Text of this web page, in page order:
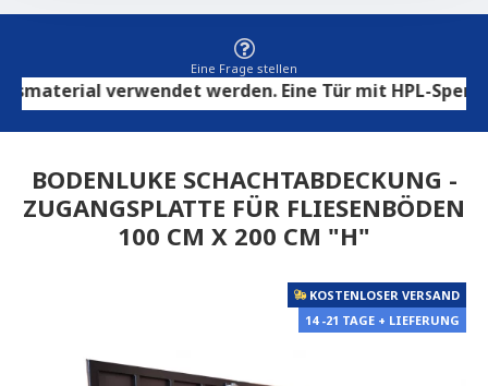
Eine Frage stellen
verwendet werden. Eine Tür mit HPL-
BODENLUKE SCHACHTABDECKUNG -
ZUGANGSPLATTE FÜR FLIESENBÖDEN
100 CM X 200 CM "H"
KOSTENLOSER VERSAND
14 -21 TAGE + LIEFERUNG